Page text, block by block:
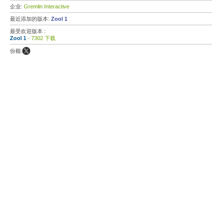
企业: Gremlin Interactive
最近添加的版本: Zool 1
最受欢迎版本 :
Zool 1 - 7302 下载
份额: